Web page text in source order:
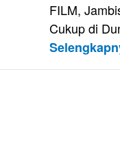
FILM,
Cukup di